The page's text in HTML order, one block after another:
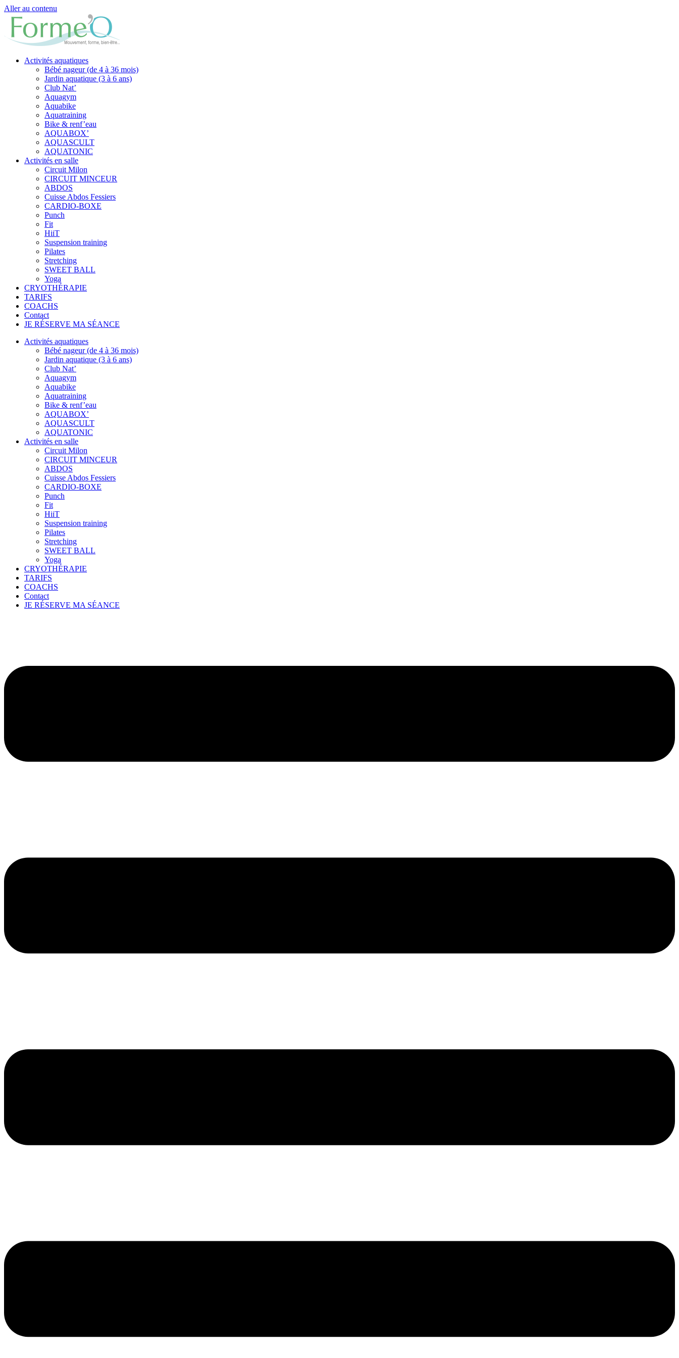
Aller au contenu
Activités aquatiques
Bébé nageur (de 4 à 36 mois)
Jardin aquatique (3 à 6 ans)
Club Nat’
Aquagym
Aquabike
Aquatraining
Bike & renf’eau
AQUABOX’
AQUASCULT
AQUATONIC
Activités en salle
Circuit Milon
CIRCUIT MINCEUR
ABDOS
Cuisse Abdos Fessiers
CARDIO-BOXE
Punch
Fit
HiiT
Suspension training
Pilates
Stretching
SWEET BALL
Yoga
CRYOTHÉRAPIE
TARIFS
COACHS
Contact
JE RÉSERVE MA SÉANCE
Activités aquatiques
Bébé nageur (de 4 à 36 mois)
Jardin aquatique (3 à 6 ans)
Club Nat’
Aquagym
Aquabike
Aquatraining
Bike & renf’eau
AQUABOX’
AQUASCULT
AQUATONIC
Activités en salle
Circuit Milon
CIRCUIT MINCEUR
ABDOS
Cuisse Abdos Fessiers
CARDIO-BOXE
Punch
Fit
HiiT
Suspension training
Pilates
Stretching
SWEET BALL
Yoga
CRYOTHÉRAPIE
TARIFS
COACHS
Contact
JE RÉSERVE MA SÉANCE